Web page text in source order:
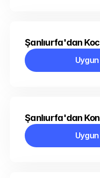
Şanlıurfa'dan
Uygun
Şanlıurfa'dan
Uygun